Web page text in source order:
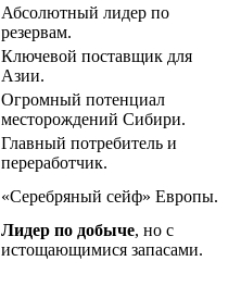
Абсолютный лидер по
резервам.
Ключевой поставщик для
Азии.
Огромный потенциал
месторождений Сибири.
Главный потребитель и
переработчик.
«Серебряный сейф» Европы.
Лидер по добыче, но с
истощающимися запасами.